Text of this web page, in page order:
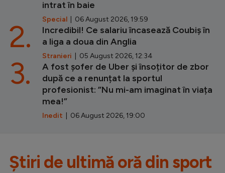
intrat în baie
Special | 06 August 2026, 19:59
Incredibil! Ce salariu încasează Coubiș în
a liga a doua din Anglia
Stranieri | 05 August 2026, 12:34
2.
A fost șofer de Uber și însoțitor de zbor
după ce a renunțat la sportul
profesionist: ”Nu mi-am imaginat în viața
mea!”
Inedit | 06 August 2026, 19:00
3.
Știri de ultimă oră din sport